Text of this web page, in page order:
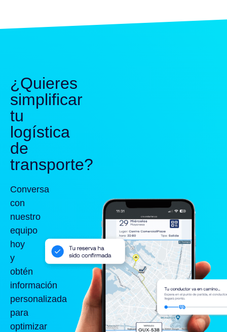
¿Quieres
simplificar
tu
logística
de
transporte?
Conversa
con
nuestro
equipo
hoy
y
obtén
información
personalizada
para
optimizar